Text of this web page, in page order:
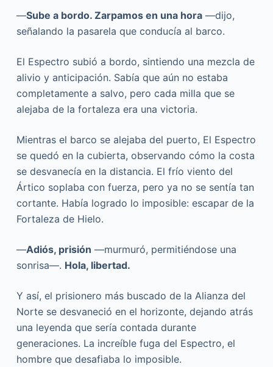
—Sube a bordo. Zarpamos en una hora—dijo,
señalando la pasarela que conducía al barco.
El Espectro subió a bordo, sintiendo una mezcla de
alivio y anticipación. Sabía que aún no estaba
completamente a salvo, pero cada milla que se
alejaba de la fortaleza era una victoria.
Mientras el barco se alejaba del puerto, El Espectro
se quedó en la cubierta, observando cómo la costa
se desvanecía en la distancia. El frío viento del
Ártico soplaba con fuerza, pero ya no se sentía tan
cortante. Había logrado lo imposible: escapar de la
Fortaleza de Hielo.
—Adiós, prisión —murmuró, permitiéndose una
sonrisa—. Hola, libertad.
Y así, el prisionero más buscado de la Alianza del
Norte se desvaneció en el horizonte, dejando atrás
una leyenda que sería contada durante
generaciones. La increíble fuga del Espectro, el
hombre que desafiaba lo imposible.